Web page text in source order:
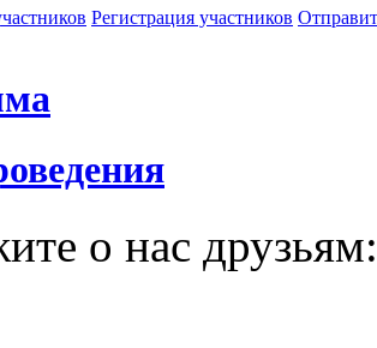
Регистрация участников
о нас друзьям: